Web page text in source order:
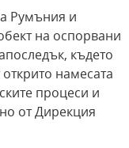
Румъния и
на оспорвани
където
намесата
процеси и
от Дирекция